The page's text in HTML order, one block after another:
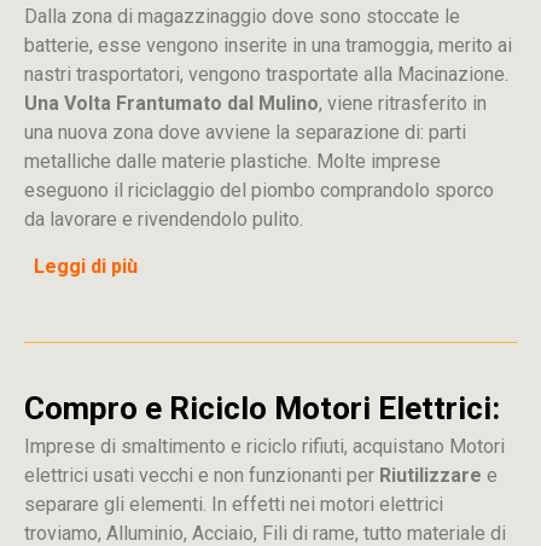
Dalla zona di magazzinaggio dove sono stoccate le
batterie, esse vengono inserite in una tramoggia, merito ai
nastri trasportatori, vengono trasportate alla Macinazione.
Una Volta Frantumato dal Mulino, viene ritrasferito in
una nuova zona dove avviene la separazione di: parti
metalliche dalle materie plastiche. Molte imprese
eseguono il riciclaggio del piombo comprandolo sporco
da lavorare e rivendendolo pulito.
Leggi di più
Compro e Riciclo Motori Elettrici:
Imprese di smaltimento e riciclo rifiuti, acquistano Motori
elettrici usati vecchi e non funzionanti per Riutilizzare e
separare gli elementi. In effetti nei motori elettrici
troviamo, Alluminio, Acciaio, Fili di rame, tutto materiale di